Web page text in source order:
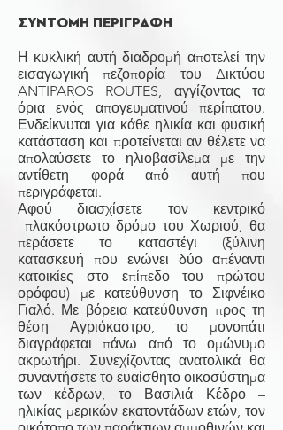
ΣΥΝΤΟΜΗ ΠΕΡΙΓΡΑΦΗ
Η κυκλική αυτή διαδρομή αποτελεί την
εισαγωγική πεζοπορία του Δικτύου
ANTIPAROS ROUTES, αγγίζοντας τα
όρια ενός απογευματινού περίπατου.
Ενδείκνυται για κάθε ηλικία και φυσική
κατάσταση και προτείνεται αν θέλετε να
απολαύσετε το ηλιοβασίλεμα με την
αντίθετη φορά από αυτή που
περιγράφεται.
Αφού διασχίσετε τον κεντρικό
πλακόστρωτο δρόμο του Χωριού, θα
περάσετε το καταστέγι (ξύλινη
κατασκευή που ενώνει δύο απέναντι
κατοικίες στο επίπεδο του πρώτου
ορόφου) με κατεύθυνση το Σιφνέικο
Γιαλό. Με βόρεια κατεύθυνση προς τη
θέση Αγριόκαστρο, το μονοπάτι
διαγράφεται πάνω από το ομώνυμο
ακρωτήρι. Συνεχίζοντας ανατολικά θα
συναντήσετε το ευαίσθητο οικοσύστημα
των κέδρων, το Βασιλιά Κέδρο –
ηλικίας μερικών εκατοντάδων ετών, τον